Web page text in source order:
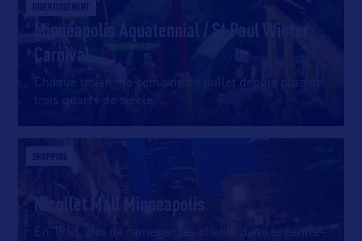
DIVERTISSEMENT
Minneapolis Aquatennial / St Paul Winter
Carnival
Chaque troisième semaine de juillet depuis plus de
trois quarts de siècle,
SHOPPING
Nicollet Mall Minneapolis
En 1968, afin de ramener les clients dans le centre–